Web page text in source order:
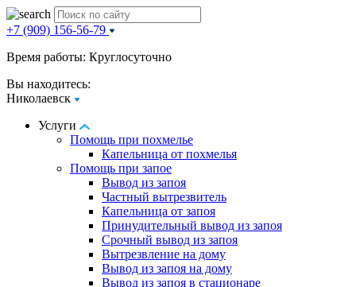
+7 (909) 156-56-79
Время работы: Круглосуточно
Вы находитесь:
Николаевск
Услуги
Помощь при похмелье
Капельница от похмелья
Помощь при запое
Вывод из запоя
Частный вытрезвитель
Капельница от запоя
Принудительный вывод из запоя
Срочный вывод из запоя
Вытрезвление на дому
Вывод из запоя на дому
Вывод из запоя в стационаре